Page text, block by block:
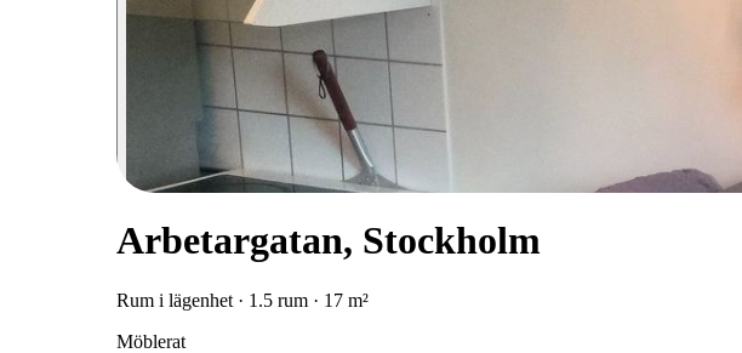
Arbetargatan, Stockholm
Rum i lägenhet · 1.5 rum · 17 m²
Möblerat